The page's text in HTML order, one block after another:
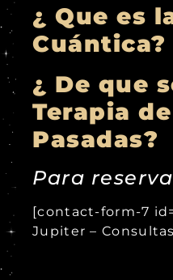
¿ Que es
Cuántica?
¿ De que
Terapia
Pasadas?
Para
[contact-form-7
Jupiter –